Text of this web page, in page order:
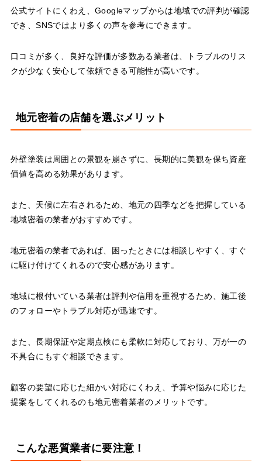
公式サイトにくわえ、Googleマップからは地域での評判が確認
でき、SNSではより多くの声を参考にできます。
口コミが多く、良好な評価が多数ある業者は、トラブルのリス
クが少なく安心して依頼できる可能性が高いです。
地元密着の店舗を選ぶメリット
外壁塗装は周囲との景観を崩さずに、長期的に美観を保ち資産
価値を高める効果があります。
また、天候に左右されるため、地元の四季などを把握している
地域密着の業者がおすすめです。
地元密着の業者であれば、困ったときには相談しやすく、すぐ
に駆け付けてくれるので安心感があります。
地域に根付いている業者は評判や信用を重視するため、施工後
のフォローやトラブル対応が迅速です。
また、長期保証や定期点検にも柔軟に対応しており、万が一の
不具合にもすぐ相談できます。
顧客の要望に応じた細かい対応にくわえ、予算や悩みに応じた
提案をしてくれるのも地元密着業者のメリットです。
こんな悪質業者に要注意！